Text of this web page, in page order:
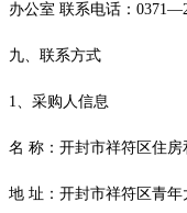
办公室 联系电话：
九、联系方式
1、采购人信息
名 称： 开封市祥符区住房
地 址： 开封市祥符区青年